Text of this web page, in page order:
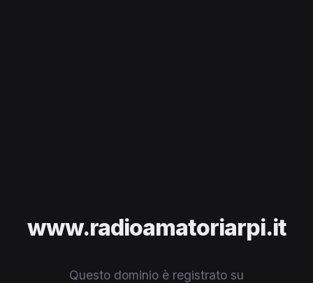
www.radioamatoriarpi.it
Questo dominio è registrato su